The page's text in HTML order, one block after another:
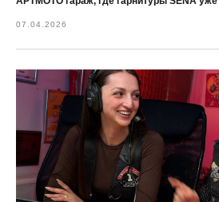
07.04.2026